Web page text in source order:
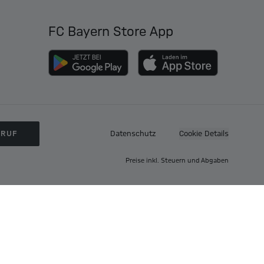
FC Bayern Store App
Datenschutz Cookie Details
Preise inkl. Steuern und Abgaben